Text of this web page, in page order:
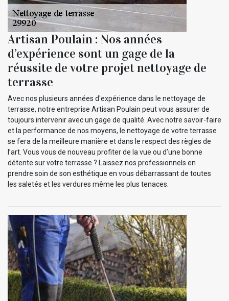
Artisan Poulain : Nos années
d’expérience sont un gage de la
réussite de votre projet nettoyage de
terrasse
Avec nos plusieurs années d'expérience dans le nettoyage de
terrasse, notre entreprise Artisan Poulain peut vous assurer de
toujours intervenir avec un gage de qualité. Avec notre savoir-faire
et la performance de nos moyens, le nettoyage de votre terrasse
se fera de la meilleure manière et dans le respect des règles de
l’art. Vous vous de nouveau profiter de la vue ou d’une bonne
détente sur votre terrasse ? Laissez nos professionnels en
prendre soin de son esthétique en vous débarrassant de toutes
les saletés et les verdures même les plus tenaces.